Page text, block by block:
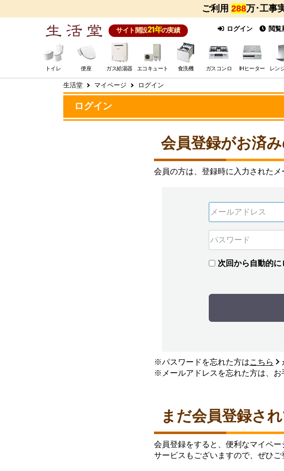
ご利用 288万･工事
サイト開設21年の実績 ログイン 閲覧
トイレ 便座 ガス給湯器 エコキュート 食洗機 ガスコンロ IHヒーター レン
生活堂 マイページ ログイン
ログイン
会員登録がお済
会員の方は、登録時に入力された
次回から自動的に
※パスワードを忘れた方はこちら
※メールアドレスを忘れた方は、お
まだ会員登録さ
会員登録をすると、便利なマイペ
サービスもございますので、ぜひご